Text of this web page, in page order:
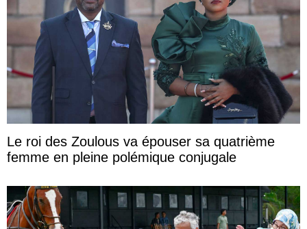
Le roi des Zoulous va épouser sa quatrième
femme en pleine polémique conjugale